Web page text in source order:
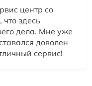
центр со
здесь
дела. Мне уже
доволен
сервис!